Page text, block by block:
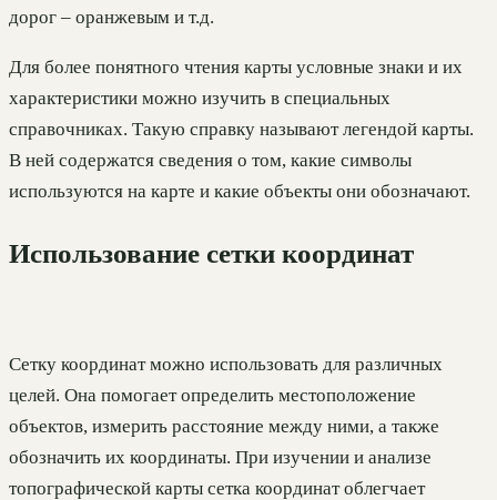
дорог – оранжевым и т.д.
Для более понятного чтения карты условные знаки и их
характеристики можно изучить в специальных
справочниках. Такую справку называют легендой карты.
В ней содержатся сведения о том, какие символы
используются на карте и какие объекты они обозначают.
Использование сетки координат
Сетку координат можно использовать для различных
целей. Она помогает определить местоположение
объектов, измерить расстояние между ними, а также
обозначить их координаты. При изучении и анализе
топографической карты сетка координат облегчает